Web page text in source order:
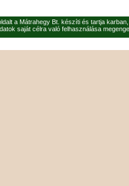
a Mátrahegy Bt. készíti és tartja
saját célra való felhasználása